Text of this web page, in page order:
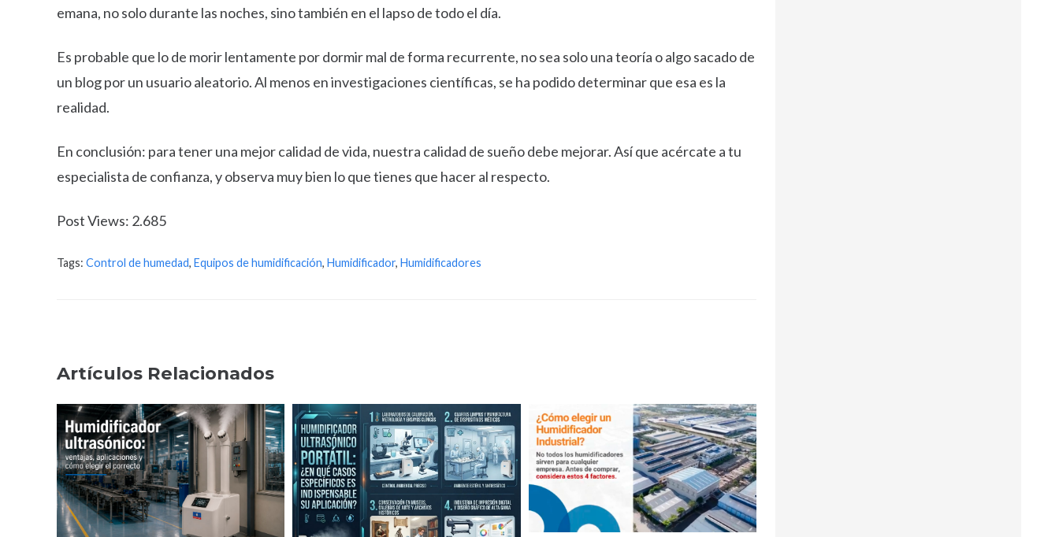
emana, no solo durante las noches, sino también en el lapso de todo el día.
Es probable que lo de morir lentamente por dormir mal de forma recurrente, no sea solo una teoría o algo sacado de
un blog por un usuario aleatorio. Al menos en investigaciones científicas, se ha podido determinar que esa es la
realidad.
En conclusión: para tener una mejor calidad de vida, nuestra calidad de sueño debe mejorar. Así que acércate a tu
especialista de confianza, y observa muy bien lo que tienes que hacer al respecto.
Post Views: 2.685
Tags: Control de humedad, Equipos de humidificación, Humidificador, Humidificadores
Artículos Relacionados